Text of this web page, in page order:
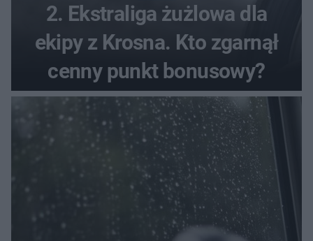
2. Ekstraliga żużlowa dla
ekipy z Krosna. Kto zgarnął
cenny punkt bonusowy?